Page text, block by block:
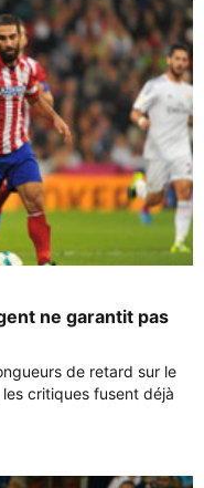
ne garantit pas
de retard sur le
critiques fusent déjà